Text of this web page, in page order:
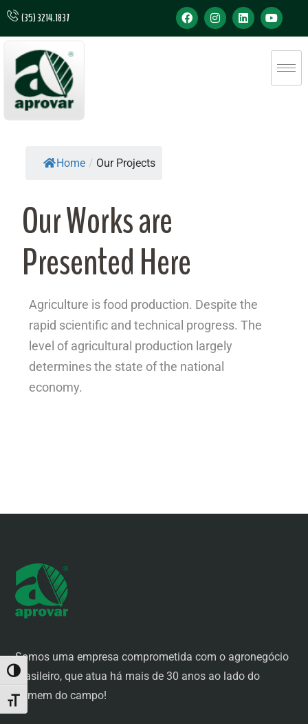
ALTERNAR ALTO CONTRASTE
ALTERNAR TAMANHO DA FONTE
(35) 3214.1837
Home / Our Projects
Our Works are
Presented Here
Agriculture is food production. Despite the
rapid scientific and technical progress. The
level of agricultural production largely
determines the state of the national
economy.
Somos uma empresa comprometida com o agronegócio
brasileiro, que atua há mais de 30 anos ao lado do
homem do campo!